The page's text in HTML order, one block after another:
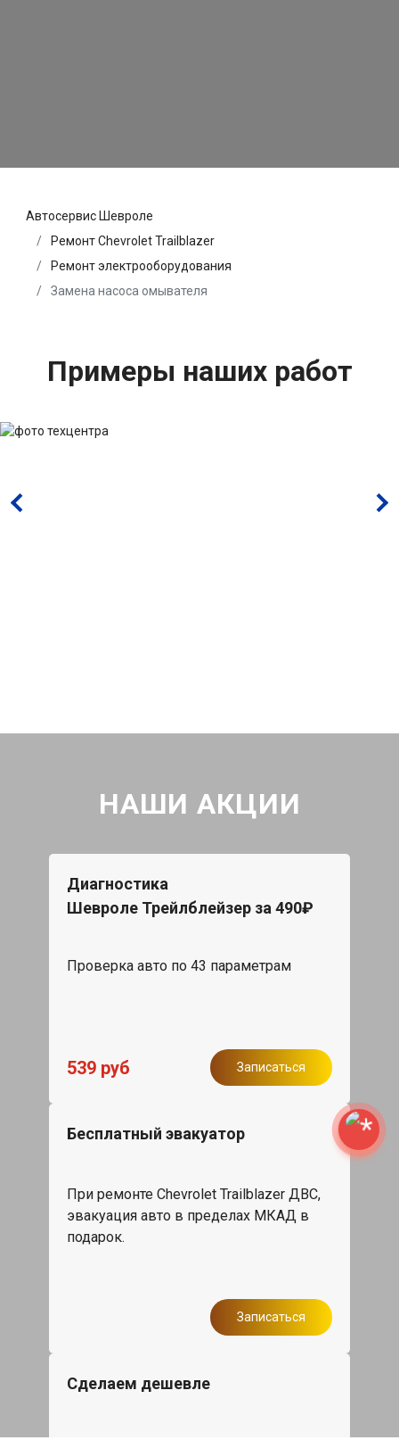
Автосервис Шевроле
Ремонт Chevrolet Trailblazer
Ремонт электрооборудования
Замена насоса омывателя
Примеры наших работ
НАШИ АКЦИИ
Диагностика
Шевроле Трейлблейзер за 490₽
Проверка авто по 43 параметрам
539 руб Записаться
Бесплатный эвакуатор
При ремонте Chevrolet Trailblazer ДВС,
эвакуация авто в пределах МКАД в
подарок.
Записаться
Сделаем дешевле